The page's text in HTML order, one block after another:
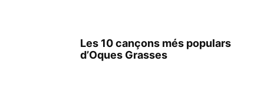
Les 10 cançons més populars
d’Oques Grasses